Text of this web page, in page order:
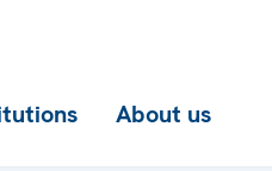
About us